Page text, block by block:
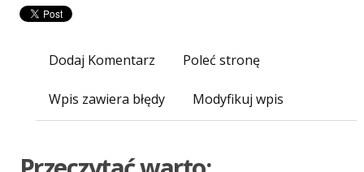
Hobby
Produkcja
Restauracje, Catering
Dodaj Komentarz Poleć stronę
Wpis zawiera błędy Modyfikuj wpis